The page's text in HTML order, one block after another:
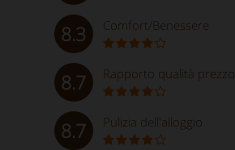
8.3 Comfort/Benessere
8.7 Rapporto qualità prezzo
8.7 Pulizia dell'alloggio